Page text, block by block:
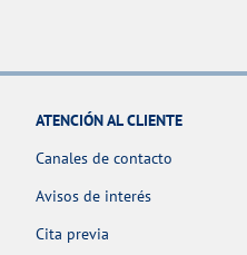
ATENCIÓN AL CLIENTE
Canales de contacto
Avisos de interés
Cita previa